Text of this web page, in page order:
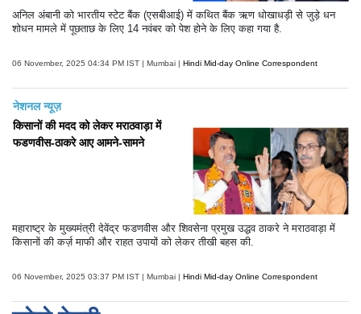
अनिल अंबानी को भारतीय स्टेट बैंक (एसबीआई) में कथित बैंक ऋण धोखाधड़ी से जुड़े धन
शोधन मामले में पूछताछ के लिए 14 नवंबर को पेश होने के लिए कहा गया है.
06 November, 2025 04:34 PM IST | Mumbai | Hindi Mid-day Online Correspondent
नेशनल न्यूज़
किसानों की मदद को लेकर मराठवाड़ा में
फडणवीस-ठाकरे आए आमने-सामने
महाराष्ट्र के मुख्यमंत्री देवेंद्र फडणवीस और शिवसेना प्रमुख उद्धव ठाकरे ने मराठवाड़ा में
किसानों की कर्ज़ माफी और राहत उपायों को लेकर तीखी बहस की.
06 November, 2025 03:37 PM IST | Mumbai | Hindi Mid-day Online Correspondent